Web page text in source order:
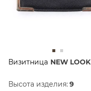
Визитница NEW LOOK
Высота изделия: 9